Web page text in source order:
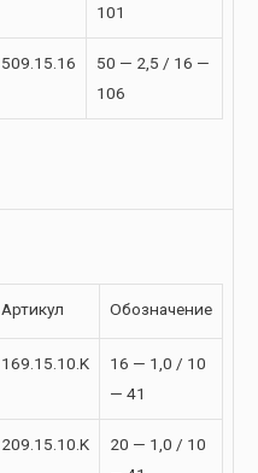
101
509.15.16
50 — 2,5 / 16 —
106
Артикул Обозначение
169.15.10.K
16 — 1,0 / 10
— 41
209.15.10.K
20 — 1,0 / 10